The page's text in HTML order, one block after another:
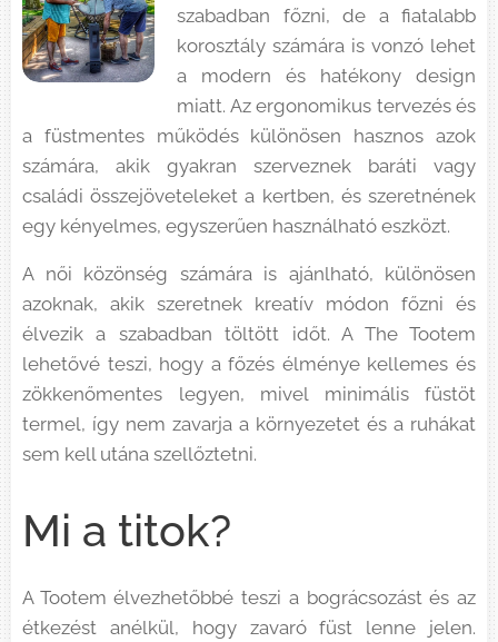
szabadban főzni, de a fiatalabb
korosztály számára is vonzó lehet
a modern és hatékony design
miatt. Az ergonomikus tervezés és
a füstmentes működés különösen hasznos azok
számára, akik gyakran szerveznek baráti vagy
családi összejöveteleket a kertben, és szeretnének
egy kényelmes, egyszerűen használható eszközt.
A női közönség számára is ajánlható, különösen
azoknak, akik szeretnek kreatív módon főzni és
élvezik a szabadban töltött időt. A The Tootem
lehetővé teszi, hogy a főzés élménye kellemes és
zökkenőmentes legyen, mivel minimális füstöt
termel, így nem zavarja a környezetet és a ruhákat
sem kell utána szellőztetni.
Mi a titok?
A Tootem élvezhetőbbé teszi a bográcsozást és az
étkezést anélkül, hogy zavaró füst lenne jelen.